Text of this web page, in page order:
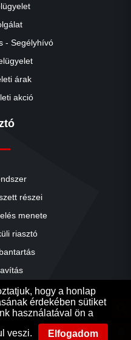
- Segélyhívó
árak
akció
részei
menete
riasztó
árai
akció
hogy a honlap
érdekében sütiket
használatával ön a
veszi.
Elfogadom